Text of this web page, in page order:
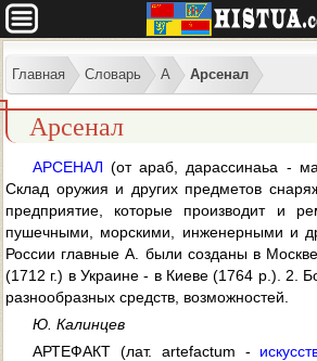
Главная Словарь А Арсенал
Арсенал
АРСЕНАЛ (от араб, дарассинаьа -
Склад оружия и других предметов
предприятие, которые производит и
пушечными, морскими, инженерными и
России главные А. были созданы в
(1712 г.) в Украине - в Киеве (1764 p.). 2.
разнообразных средств, возможностей.
Ю. Калинцев
АРТЕФАКТ (лат. artefactum -